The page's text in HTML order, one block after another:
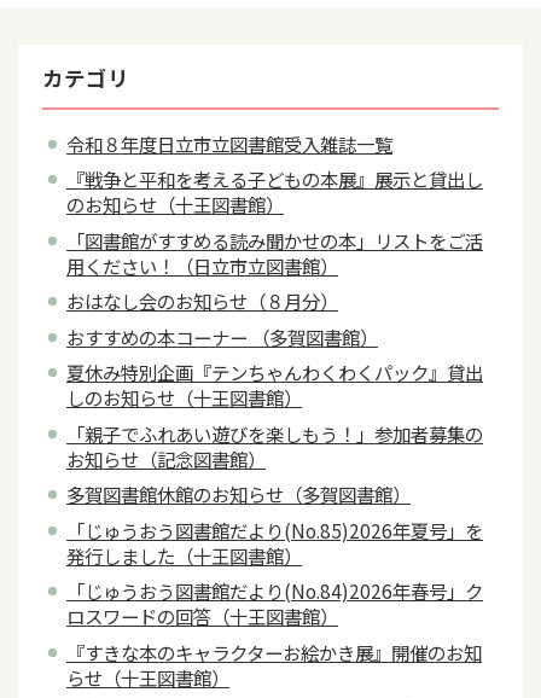
カテゴリ
令和８年度日立市立図書館受入雑誌一覧
『戦争と平和を考える子どもの本展』展示と貸出し
のお知らせ（十王図書館）
「図書館がすすめる読み聞かせの本」リストをご活
用ください！（日立市立図書館）
おはなし会のお知らせ（８月分）
おすすめの本コーナー （多賀図書館）
夏休み特別企画『テンちゃんわくわくパック』貸出
しのお知らせ（十王図書館）
「親子でふれあい遊びを楽しもう！」参加者募集の
お知らせ（記念図書館）
多賀図書館休館のお知らせ（多賀図書館）
「じゅうおう図書館だより(No.85)2026年夏号」を
発行しました（十王図書館）
「じゅうおう図書館だより(No.84)2026年春号」ク
ロスワードの回答（十王図書館）
『すきな本のキャラクターお絵かき展』開催のお知
らせ（十王図書館）